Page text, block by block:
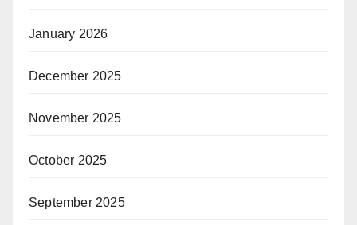
January 2026
December 2025
November 2025
October 2025
September 2025